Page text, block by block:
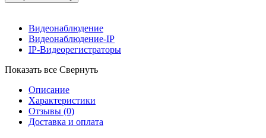
Видеонаблюдение
Видеонаблюдение-IP
IP-Видеорегистраторы
Показать все Свернуть
Описание
Характеристики
Отзывы (0)
Доставка и оплата